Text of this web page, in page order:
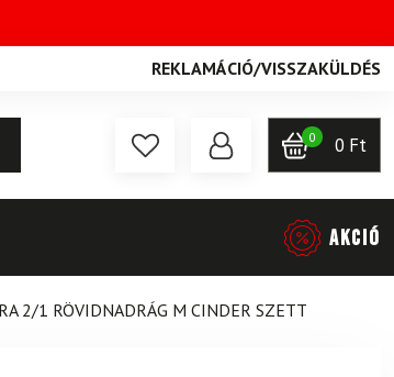
REKLAMÁCIÓ/VISSZAKÜLDÉS
0 0 Ft
AKCIÓ
2/1 RÖVIDNADRÁG M CINDER SZETT